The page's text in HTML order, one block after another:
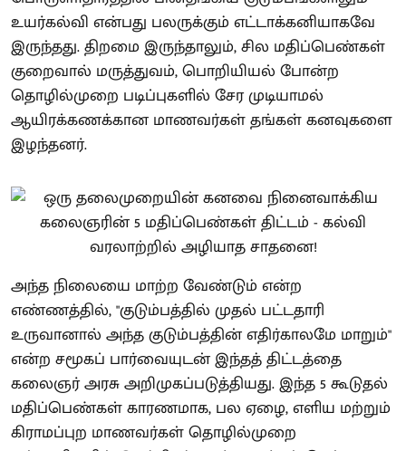
உயர்கல்வி என்பது பலருக்கும் எட்டாக்கனியாகவே
இருந்தது. திறமை இருந்தாலும், சில மதிப்பெண்கள்
குறைவால் மருத்துவம், பொறியியல் போன்ற
தொழில்முறை படிப்புகளில் சேர முடியாமல்
ஆயிரக்கணக்கான மாணவர்கள் தங்கள் கனவுகளை
இழந்தனர்.
அந்த நிலையை மாற்ற வேண்டும் என்ற
எண்ணத்தில், "குடும்பத்தில் முதல் பட்டதாரி
உருவானால் அந்த குடும்பத்தின் எதிர்காலமே மாறும்"
என்ற சமூகப் பார்வையுடன் இந்தத் திட்டத்தை
கலைஞர் அரசு அறிமுகப்படுத்தியது. இந்த 5 கூடுதல்
மதிப்பெண்கள் காரணமாக, பல ஏழை, எளிய மற்றும்
கிராமப்புற மாணவர்கள் தொழில்முறை